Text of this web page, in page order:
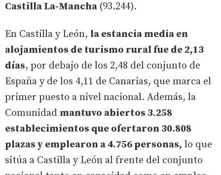
Castilla La-Mancha (93.244).
En Castilla y León, la estancia media en
alojamientos de turismo rural fue de 2,13
días, por debajo de los 2,48 del conjunto de
España y de los 4,11 de Canarias, que marca el
primer puesto a nivel nacional. Además, la
Comunidad mantuvo abiertos 3.258
establecimientos que ofertaron 30.808
plazas y emplearon a 4.756 personas, lo que
sitúa a Castilla y León al frente del conjunto